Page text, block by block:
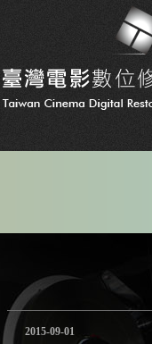
2015-09-01